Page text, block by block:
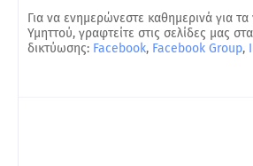
Για να ενημερώνεστε καθημερινά για
Υμηττού, γραφτείτε στις σελίδες μας
δικτύωσης: Facebook, Facebook Group,